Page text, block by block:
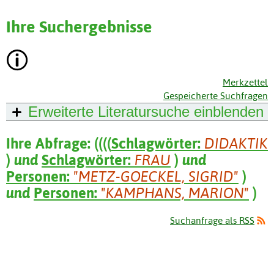
Ihre Suchergebnisse
Merkzettel
Gespeicherte Suchfragen
Erweiterte Literatursuche einblenden
Ihre Abfrage: ((((Schlagwörter: DIDAKTIK
) und Schlagwörter: FRAU ) und
Personen: "METZ-GOECKEL, SIGRID" )
und Personen: "KAMPHANS, MARION" )
Suchanfrage als RSS